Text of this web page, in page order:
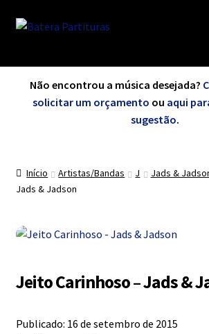
Pular
Pular
Cursos
Exercícios
Grátis
Contato
Não encontrou a música desejada?
solicitar um orçamento ou aqui
sugestão.
Início Artistas/Bandas J Jads &
Jads & Jadson
Jeito Carinhoso – Jads &
Publicado: 16 de setembro de 2015